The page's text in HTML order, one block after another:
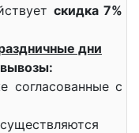
скидка 7%
дни
согласованные с